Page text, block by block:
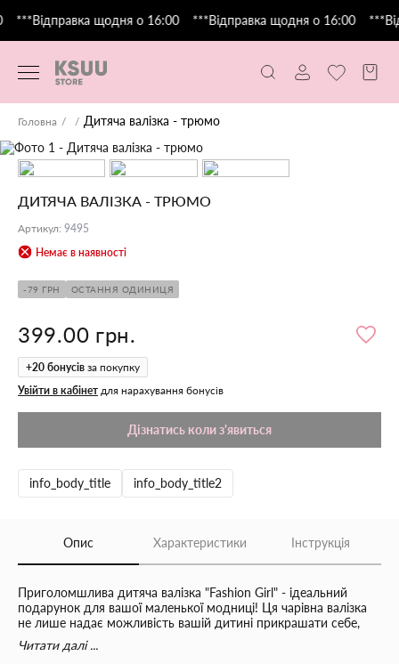
***Відправка щодня о 16:00 ***Відправка щодня о 16:00
Головна Дитяча валізка - трюмо
ДИТЯЧА ВАЛІЗКА - ТРЮМО
Артикул: 9495
Немає в наявності
-79 ГРН ОСТАННЯ ОДИНИЦЯ
399.00 грн.
+20 бонусів за покупку
Увійти в кабінет для нарахування бонусів
Дізнатись коли з'явиться
info_body_title info_body_title2
Опис Характеристики Інструкція
Приголомшлива дитяча валізка "Fashion Girl" - ідеальний
подарунок для вашої маленької модниці! Ця чарівна валізка
не лише надає можливість вашій дитині прикрашати себе,
але й розвиває уяву та творчість.
Читати далі ...